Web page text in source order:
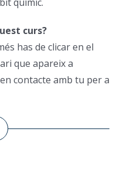
curs?
has de clicar en el
que apareix a
contacte amb tu per a